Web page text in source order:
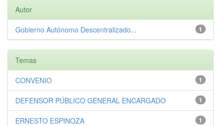
Autor
1
Gobierno Autónomo Descentralizado...
Temas
1
CONVENIO
1
DEFENSOR PÚBLICO GENERAL ENCARGADO
1
ERNESTO ESPINOZA